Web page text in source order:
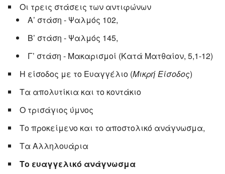
Οι τρεις στάσεις των αντιφώνων
Α’ στάση - Ψαλμός 102,
Β’ στάση - Ψαλμός 145,
Γ’ στάση - Μακαρισμοί (Kατά Ματθαίον, 5,1-12)
Η είσοδος με το Ευαγγέλιο (Μικρή Είσοδος)
Τα απολυτίκια και το κοντάκιο
Ο τρισάγιος ύμνος
Το προκείμενο και το αποστολικό ανάγνωσμα,
Τα Αλληλουάρια
Το ευαγγελικό ανάγνωσμα